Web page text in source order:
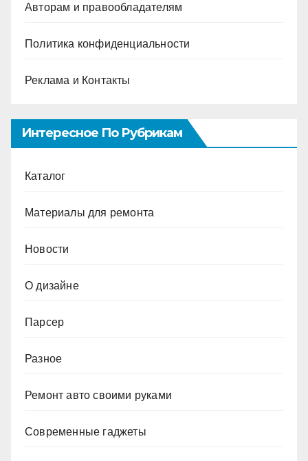
Авторам и правообладателям
Политика конфиденциальности
Реклама и Контакты
Интересное По Рубрикам
Каталог
Материалы для ремонта
Новости
О дизайне
Парсер
Разное
Ремонт авто своими руками
Современные гаджеты